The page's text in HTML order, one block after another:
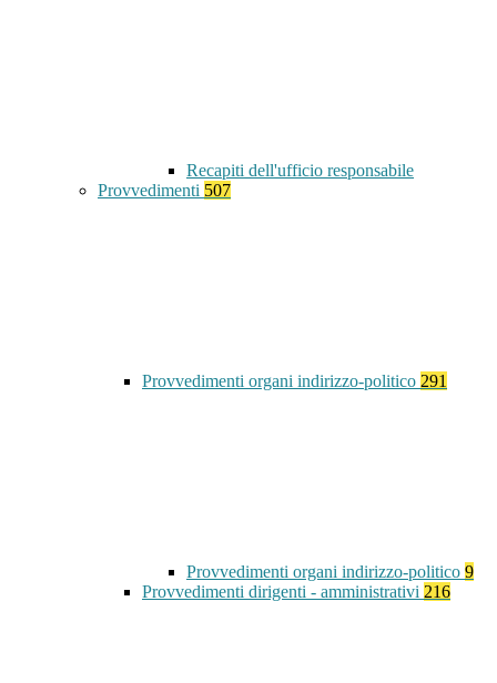
Recapiti dell'ufficio responsabile
Provvedimenti 507
Provvedimenti organi indirizzo-politico 291
Provvedimenti organi indirizzo-politico 9
Provvedimenti dirigenti - amministrativi 216